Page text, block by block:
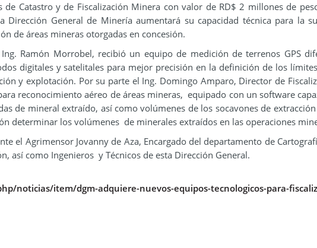
de Catastro y de Fiscalización Minera con valor de RD$ 2 millones de
Dirección General de Minería aumentará su capacidad técnica para la
de áreas mineras otorgadas en concesión.
Ramón Morrobel, recibió un equipo de medición de terrenos GPS
digitales y satelitales para mejor precisión en la definición de los
y explotación. Por su parte el Ing. Domingo Amparo, Director de
reconocimiento aéreo de áreas mineras, equipado con un software
de mineral extraído, así como volúmenes de los socavones de
determinar los volúmenes de minerales extraídos en las operaciones
el Agrimensor Jovanny de Aza, Encargado del departamento de
así como Ingenieros y Técnicos de esta Dirección General.
noticias/item/dgm-adquiere-nuevos-equipos-tecnologicos-para-